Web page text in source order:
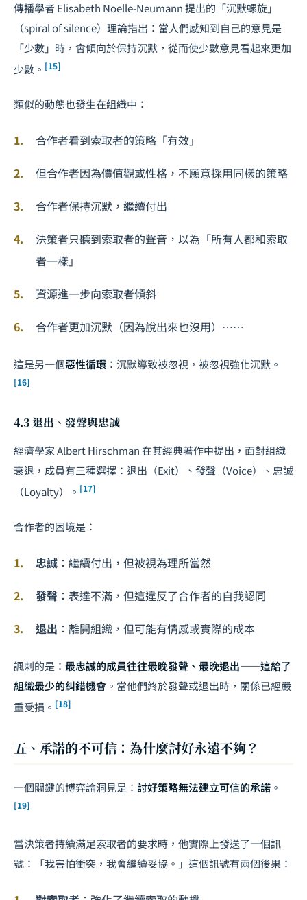
傳播學者 Elisabeth Noelle-Neumann 提出的「沉默螺旋」
（spiral of silence）理論指出：當人們感知到自己的意見是
「少數」時，會傾向於保持沉默，從而使少數意見看起來更加
少數。 [15]
類似的動態也發生在組織中：
合作者看到索取者的策略「有效」
但合作者因為價值觀或性格，不願意採用同樣的策略
合作者保持沉默，繼續付出
決策者只聽到索取者的聲音，以為「所有人都和索取
者一樣」
資源進一步向索取者傾斜
合作者更加沉默（因為說出來也沒用）……
這是另一個惡性循環 ：沉默導致被忽視，被忽視強化沉默。
[16]
4.3 退出、發聲與忠誠
經濟學家 Albert Hirschman 在其經典著作中提出，面對組織
衰退，成員有三種選擇：退出（Exit）、發聲（Voice）、忠誠
（Loyalty）。 [17]
合作者的困境是：
忠誠 ：繼續付出，但被視為理所當然
發聲 ：表達不滿，但這違反了合作者的自我認同
退出 ：離開組織，但可能有情感或實際的成本
諷刺的是： 最忠誠的成員往往最晚發聲、最晚退出——這給了
組織最少的糾錯機會 。當他們終於發聲或退出時，關係已經嚴
重受損。 [18]
五、承諾的不可信：為什麼討好永遠不夠？
一個關鍵的博弈論洞見是： 討好策略無法建立可信的承諾 。
[19]
當決策者持續滿足索取者的要求時，他實際上發送了一個訊
號：「我害怕衝突，我會繼續妥協。」這個訊號有兩個後果：